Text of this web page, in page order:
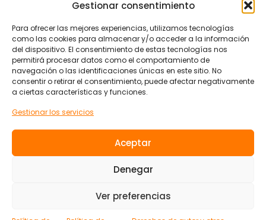
Gestionar consentimiento
Para ofrecer las mejores experiencias, utilizamos tecnologías
como las cookies para almacenar y/o acceder a la información
del dispositivo. El consentimiento de estas tecnologías nos
permitirá procesar datos como el comportamiento de
navegación o las identificaciones únicas en este sitio. No
consentir o retirar el consentimiento, puede afectar negativamente
a ciertas características y funciones.
Gestionar los servicios
Aceptar
Denegar
Ver preferencias
Resuelve tus dudas
Puedes contactar con nosotros planteándonos tus
dudas a través del correo electrónico
fernando.rubio@cesefor.comen el teléfono 975 212
453 o completando el siguiente formulario.